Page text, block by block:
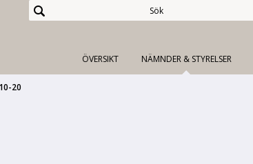
ÖVERSIKT NÄMNDER & STYRELSER
20